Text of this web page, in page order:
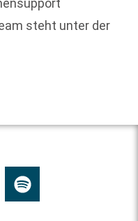
steht unter der